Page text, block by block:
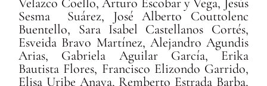
Sesma Suárez, José Alberto Couttolenc
Buentello, Sara Isabel Castellanos Cortés,
Esveida Bravo Martínez, Alejandro Agundis
Arias, Gabriela Aguilar García, Erika
Bautista Flores, Francisco Elizondo Garrido,
Elisa Uribe Anaya, Remberto Estrada Barba,